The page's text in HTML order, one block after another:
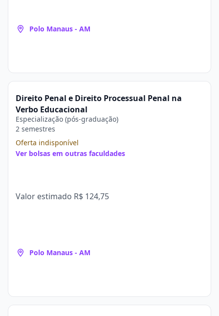
Polo Manaus - AM
Direito Penal e Direito Processual Penal na
Verbo Educacional
Especialização (pós-graduação)
2 semestres
Oferta indisponível
Ver bolsas em outras faculdades
Valor estimado R$ 124,75
Polo Manaus - AM